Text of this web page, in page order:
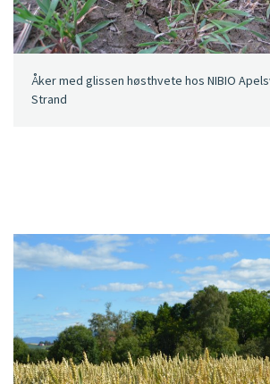
Åker med glissen høsthvete hos NIBIO
Strand